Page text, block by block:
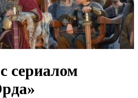
сериалом